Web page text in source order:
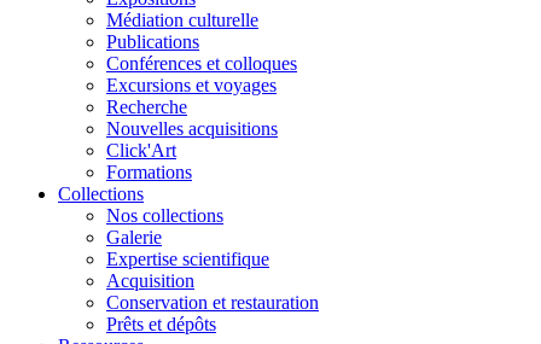
Médiation culturelle
Publications
Conférences et colloques
Excursions et voyages
Recherche
Nouvelles acquisitions
Click'Art
Formations
Collections
Nos collections
Galerie
Expertise scientifique
Acquisition
Conservation et restauration
Prêts et dépôts